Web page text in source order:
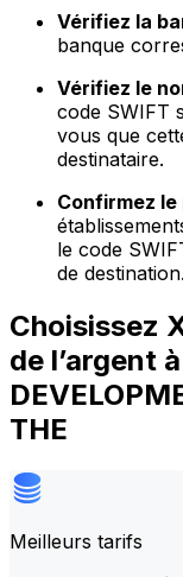
Vérifiez la
banque
Vérifiez le
code SWIFT
vous que
destinataire.
Confirmez le
le code
de destination.
Choisissez
de l’argent
THE
Meilleurs tarifs